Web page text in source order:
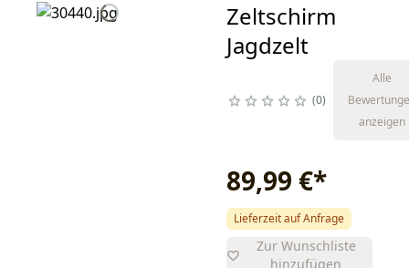
Zeltschirm
Jagdzelt
0
Alle
anzeigen
89,99 €*
Lieferzeit auf Anfrage
Zur Wunschliste
hinzufügen